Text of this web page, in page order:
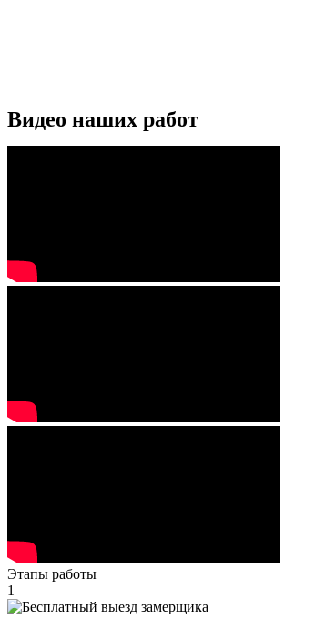
Видео наших работ
Этапы работы
1